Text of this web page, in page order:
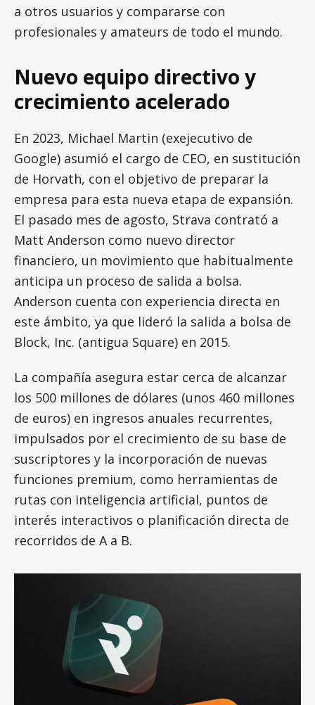
a otros usuarios y compararse con
profesionales y amateurs de todo el mundo.
Nuevo equipo directivo y
crecimiento acelerado
En 2023, Michael Martin (exejecutivo de
Google) asumió el cargo de CEO, en sustitución
de Horvath, con el objetivo de preparar la
empresa para esta nueva etapa de expansión.
El pasado mes de agosto, Strava contrató a
Matt Anderson como nuevo director
financiero, un movimiento que habitualmente
anticipa un proceso de salida a bolsa.
Anderson cuenta con experiencia directa en
este ámbito, ya que lideró la salida a bolsa de
Block, Inc. (antigua Square) en 2015.
La compañía asegura estar cerca de alcanzar
los 500 millones de dólares (unos 460 millones
de euros) en ingresos anuales recurrentes,
impulsados por el crecimiento de su base de
suscriptores y la incorporación de nuevas
funciones premium, como herramientas de
rutas con inteligencia artificial, puntos de
interés interactivos o planificación directa de
recorridos de A a B.